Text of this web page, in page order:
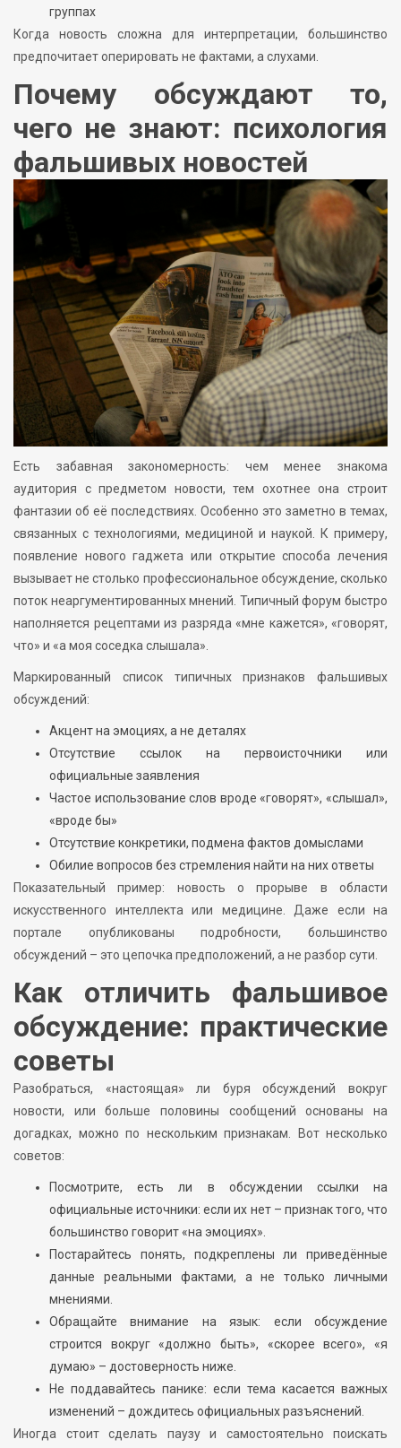
группах
Когда новость сложна для интерпретации, большинство
предпочитает оперировать не фактами, а слухами.
Почему обсуждают то,
чего не знают: психология
фальшивых новостей
Есть забавная закономерность: чем менее знакома
аудитория с предметом новости, тем охотнее она строит
фантазии об её последствиях. Особенно это заметно в темах,
связанных с технологиями, медициной и наукой. К примеру,
появление нового гаджета или открытие способа лечения
вызывает не столько профессиональное обсуждение, сколько
поток неаргументированных мнений. Типичный форум быстро
наполняется рецептами из разряда «мне кажется», «говорят,
что» и «а моя соседка слышала».
Маркированный список типичных признаков фальшивых
обсуждений:
Акцент на эмоциях, а не деталях
Отсутствие ссылок на первоисточники или
официальные заявления
Частое использование слов вроде «говорят», «слышал»,
«вроде бы»
Отсутствие конкретики, подмена фактов домыслами
Обилие вопросов без стремления найти на них ответы
Показательный пример: новость о прорыве в области
искусственного интеллекта или медицине. Даже если на
портале опубликованы подробности, большинство
обсуждений – это цепочка предположений, а не разбор сути.
Как отличить фальшивое
обсуждение: практические
советы
Разобраться, «настоящая» ли буря обсуждений вокруг
новости, или больше половины сообщений основаны на
догадках, можно по нескольким признакам. Вот несколько
советов:
Посмотрите, есть ли в обсуждении ссылки на
официальные источники: если их нет – признак того, что
большинство говорит «на эмоциях».
Постарайтесь понять, подкреплены ли приведённые
данные реальными фактами, а не только личными
мнениями.
Обращайте внимание на язык: если обсуждение
строится вокруг «должно быть», «скорее всего», «я
думаю» – достоверность ниже.
Не поддавайтесь панике: если тема касается важных
изменений – дождитесь официальных разъяснений.
Иногда стоит сделать паузу и самостоятельно поискать